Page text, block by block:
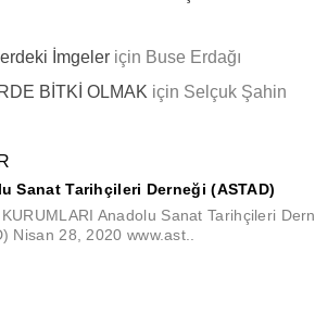
İmgeler için Buse Erdağı
BİTKİ OLMAK için Selçuk Şahin
Sanat Tarihçileri Derneği (ASTAD)
KURUMLARI Anadolu Sanat Tarihçileri
Nisan 28, 2020 www.ast..